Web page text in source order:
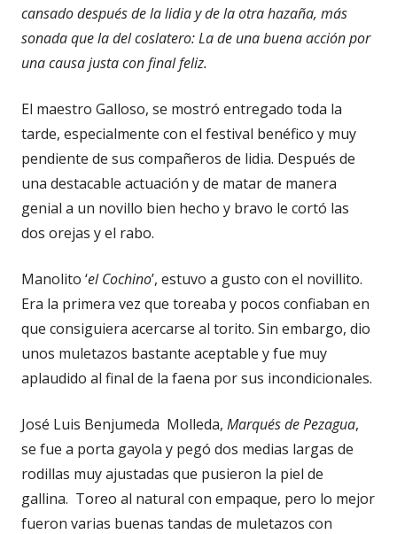
cansado después de la lidia y de la otra hazaña, más
sonada que la del coslatero: La de una buena acción por
una causa justa con final feliz.
El maestro Galloso, se mostró entregado toda la
tarde, especialmente con el festival benéfico y muy
pendiente de sus compañeros de lidia. Después de
una destacable actuación y de matar de manera
genial a un novillo bien hecho y bravo le cortó las
dos orejas y el rabo.
Manolito ‘el Cochino’, estuvo a gusto con el novillito.
Era la primera vez que toreaba y pocos confiaban en
que consiguiera acercarse al torito. Sin embargo, dio
unos muletazos bastante aceptable y fue muy
aplaudido al final de la faena por sus incondicionales.
José Luis Benjumeda Molleda, Marqués de Pezagua,
se fue a porta gayola y pegó dos medias largas de
rodillas muy ajustadas que pusieron la piel de
gallina. Toreo al natural con empaque, pero lo mejor
fueron varias buenas tandas de muletazos con